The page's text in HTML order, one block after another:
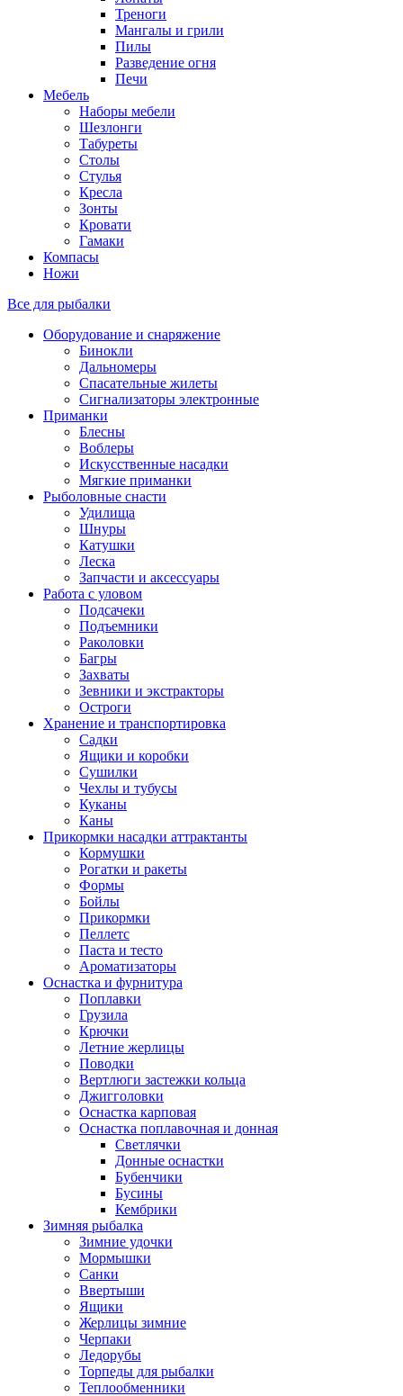
Треноги
Мангалы и грили
Пилы
Разведение огня
Печи
Мебель
Наборы мебели
Шезлонги
Табуреты
Столы
Стулья
Кресла
Зонты
Кровати
Гамаки
Компасы
Ножи
Все для рыбалки
Оборудование и снаряжение
Бинокли
Дальномеры
Спасательные жилеты
Сигнализаторы электронные
Приманки
Блесны
Воблеры
Искусственные насадки
Мягкие приманки
Рыболовные снасти
Удилища
Шнуры
Катушки
Леска
Запчасти и аксессуары
Работа с уловом
Подсачеки
Подъемники
Раколовки
Багры
Захваты
Зевники и экстракторы
Остроги
Хранение и транспортировка
Садки
Ящики и коробки
Сушилки
Чехлы и тубусы
Куканы
Каны
Прикормки насадки аттрактанты
Кормушки
Рогатки и ракеты
Формы
Бойлы
Прикормки
Пеллетс
Паста и тесто
Ароматизаторы
Оснастка и фурнитура
Поплавки
Грузила
Крючки
Летние жерлицы
Поводки
Вертлюги застежки кольца
Джигголовки
Оснастка карповая
Оснастка поплавочная и донная
Светлячки
Донные оснастки
Бубенчики
Бусины
Кембрики
Зимняя рыбалка
Зимние удочки
Мормышки
Санки
Ввертыши
Ящики
Жерлицы зимние
Черпаки
Ледорубы
Торпеды для рыбалки
Теплообменники